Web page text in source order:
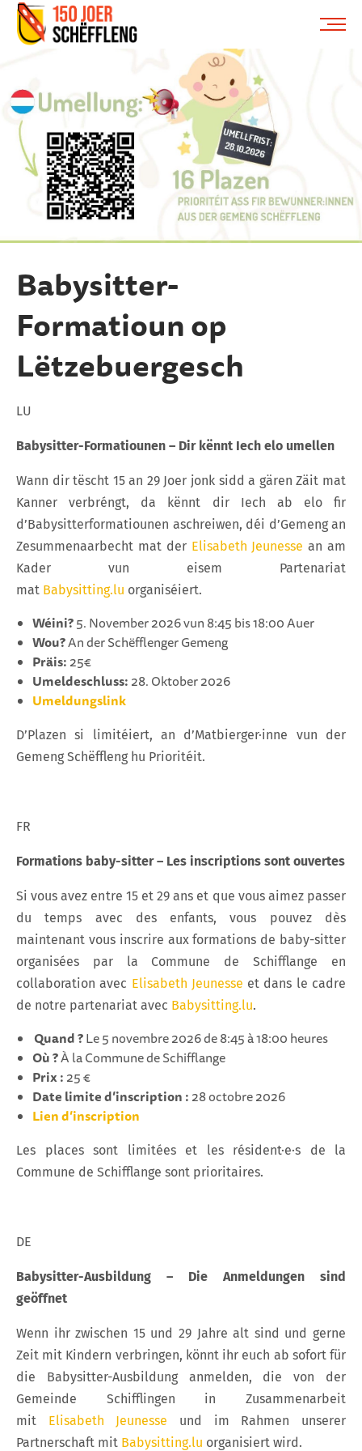
Schifflange, schifflange-logo, gemeng
Babysitter-
Formatioun op
Lëtzebuergesch
LU
Babysitter-Formatiounen – Dir kënnt Iech elo umellen
Wann dir tëscht 15 an 29 Joer jonk sidd a gären Zäit mat
Kanner verbréngt, da kënnt dir Iech ab elo fir
d’Babysitterformatiounen aschreiwen, déi d’Gemeng an
Zesummenaarbecht mat der Elisabeth Jeunesse an am
Kader vun eisem Partenariat
mat Babysitting.lu organiséiert.
Wéini?5. November 2026 vun 8:45 bis 18:00 Auer
Wou?An der Schëfflenger Gemeng
Präis: 25€
Umeldeschluss: 28. Oktober 2026
Umeldungslink
D’Plazen si limitéiert, an d’Matbierger·inne vun der
Gemeng Schëffleng hu Prioritéit.
FR
Formations baby-sitter – Les inscriptions sont ouvertes
Si vous avez entre 15 et 29 ans et que vous aimez passer
du temps avec des enfants, vous pouvez dès
maintenant vous inscrire aux formations de baby-sitter
organisées par la Commune de Schifflange en
collaboration avec Elisabeth Jeunesse et dans le cadre
de notre partenariat avec Babysitting.lu.
Quand ?Le 5 novembre 2026 de 8:45 à 18:00 heures
Où ?À la Commune de Schifflange
Prix : 25 €
Date limite d’inscription : 28 octobre 2026
Lien d’inscription
Les places sont limitées et les résident·e·s de la
Commune de Schifflange sont prioritaires.
DE
Babysitter-Ausbildung – Die Anmeldungen sind
geöffnet
Wenn ihr zwischen 15 und 29 Jahre alt sind und gerne
Zeit mit Kindern verbringen, könnt ihr euch ab sofort für
die Babysitter-Ausbildung anmelden, die von der
Gemeinde Schifflingen in Zusammenarbeit
mit Elisabeth Jeunesse und im Rahmen unserer
Partnerschaft mit Babysitting.lu organisiert wird.